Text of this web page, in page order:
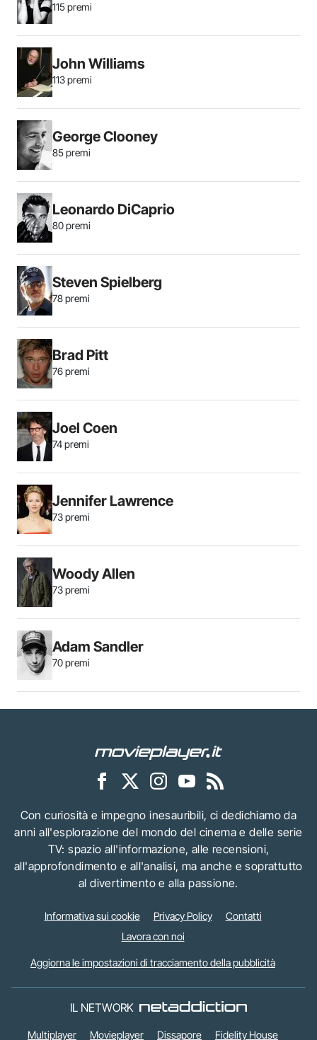
115 premi
John Williams
113 premi
George Clooney
85 premi
Leonardo DiCaprio
80 premi
Steven Spielberg
78 premi
Brad Pitt
76 premi
Joel Coen
74 premi
Jennifer Lawrence
73 premi
Woody Allen
73 premi
Adam Sandler
70 premi
Con curiosità e impegno inesauribili, ci dedichiamo da
anni all'esplorazione del mondo del cinema e delle serie
TV: spazio all'informazione, alle recensioni,
all'approfondimento e all'analisi, ma anche e soprattutto
al divertimento e alla passione.
Informativa sui cookie Privacy Policy
Contatti
Lavora con noi
Aggiorna le impostazioni di tracciamento della pubblicità
IL NETWORK
Multiplayer Movieplayer Dissapore Fidelity House